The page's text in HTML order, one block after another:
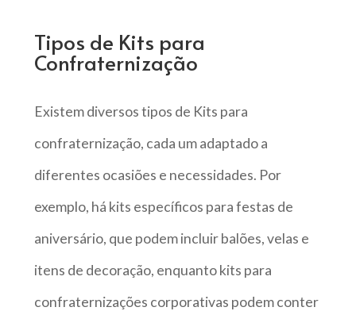
Tipos de Kits para
Confraternização
Existem diversos tipos de Kits para
confraternização, cada um adaptado a
diferentes ocasiões e necessidades. Por
exemplo, há kits específicos para festas de
aniversário, que podem incluir balões, velas e
itens de decoração, enquanto kits para
confraternizações corporativas podem conter